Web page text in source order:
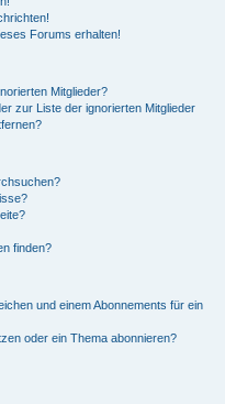
Forums erhalten!
Mitglieder?
zur Liste der ignorierten Mitglieder
finden?
und einem Abonnements für ein
oder ein Thema abonnieren?